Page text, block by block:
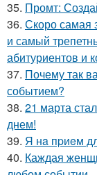
35. Промт:
36. Скоро самая
и самый
абитуриентов и
37. Почему так
событием?
38. 21 марта
днем!
39. Я нa пpиeм
40. Каждая